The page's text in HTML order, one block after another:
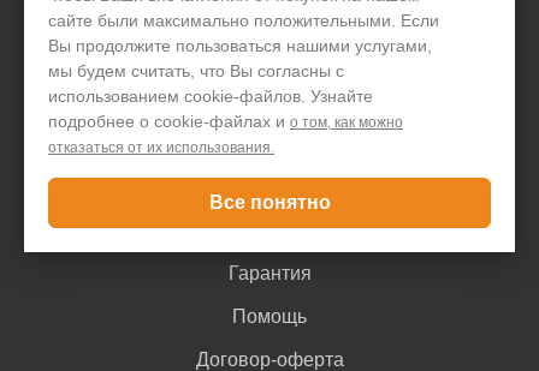
сайте были максимально положительными. Если
Вы продолжите пользоваться нашими услугами,
мы будем считать, что Вы согласны с
использованием cookie-файлов. Узнайте
подробнее о cookie-файлах и о том, как можно
отказаться от их использования.
Все понятно
Блог
Контакты
Покупателю
Доставка и оплата
Гарантия
Помощь
Договор-оферта